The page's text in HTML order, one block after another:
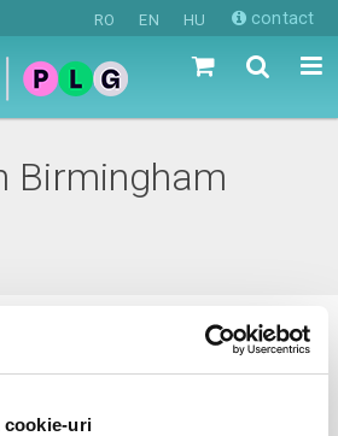
cookie-uri
RO EN HU contact
Birmingham
in viitorul apropiat